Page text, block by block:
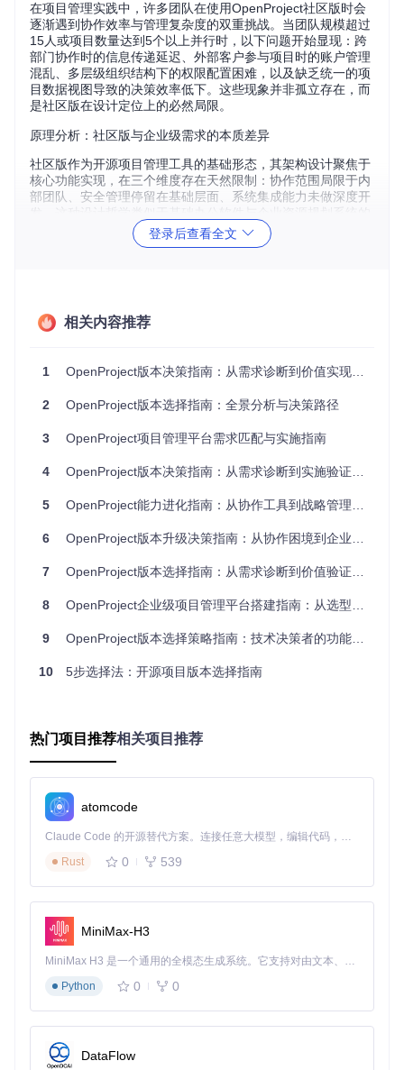
在项目管理实践中，许多团队在使用OpenProject社区版时会
逐渐遇到协作效率与管理复杂度的双重挑战。当团队规模超过
15人或项目数量达到5个以上并行时，以下问题开始显现：跨
部门协作时的信息传递延迟、外部客户参与项目时的账户管理
混乱、多层级组织结构下的权限配置困难，以及缺乏统一的项
目数据视图导致的决策效率低下。这些现象并非孤立存在，而
是社区版在设计定位上的必然局限。
原理分析：社区版与企业级需求的本质差异
社区版作为开源项目管理工具的基础形态，其架构设计聚焦于
核心功能实现，在三个维度存在天然限制：协作范围局限于内
部团队、安全管理停留在基础层面、系统集成能力未做深度开
区别——前者满足通用需求，后者则需要应对复杂组织架构下
的流程标准化、数据安全合规和跨系统协同等高级需求。
求维度需量化评估团队规模（人均协作复杂度）、项目结构
（跨部门依赖关系数量）和合规要求（行业监管标准数量）；
期、培训投入）；风险维度则需考量数据迁移复杂度、用户适
企业版升级：
组织
社区版适用区
企业版建
关键决策指标
团队
>20人或多
团队
月均跨团队协作
次数>50
管理
单组合
叉管理
10个
系统
环境
独立部署
多系统集
成
需对接的第三方
系统>3个
安全
内部使用
外部审计
需满足的合规标
与选择策略
现象描述：企业版功能模块的能力矩阵
OpenProject企业版构建了从基础协作到战略决策的完整功能
体系，呈现为清晰的能力金字塔结构。基础层聚焦协作效率提
升，包括基线比较、自定义主题和只读模式；专业层提供流程
标准化工具，如SSO单点登录和自定义工作流；高级层则面向
战略决策支持，包含项目组合管理和LDAP同步；企业层最终
实现全方位集成，如Nextcloud无缝对接和SCIM API用户管
理。
原理分析：功能选择的投入产出比模型
企业版功能选择本质是资源优化问题，需建立"功能-场景-价
值"的映射关系。例如，计算值功能（Calculated Values）通
过公式自动生成项目评分，将原本需要4小时/周的人工统计转
化为实时数据，在50人团队中可产生约120人天/年的效率提
升。这种量化分析需结合具体场景：研发团队更关注GitLab集
成，而行政团队可能更需要文档管理增强。
实践指导：四阶段功能部署路线图
登录后查看全文
相关内容推荐
1 OpenProject版本决策指南：从需求诊断到价值实现的完整路径
2 OpenProject版本选择指南：全景分析与决策路径
3 OpenProject项目管理平台需求匹配与实施指南
4 OpenProject版本决策指南：从需求诊断到实施验证的完整路径
5 OpenProject能力进化指南：从协作工具到战略管理平台的升级路径
6 OpenProject版本升级决策指南：从协作困境到企业级管理的转型路径
7 OpenProject版本选择指南：从需求诊断到价值验证的全景分析
8 OpenProject企业级项目管理平台搭建指南：从选型到落地的完整实践
9 OpenProject版本选择策略指南：技术决策者的功能匹配与实施路径
10 5步选择法：开源项目版本选择指南
热门项目推荐相关项目推荐
atomcode
Claude Code 的开源替代方案。连接任意大模型，编辑代码，运行命令，自动验证 — 全自动执行。用 Rust 构建，极致性能。 ｜ An open-source alternative to Claude Code. Connect any LLM, edit code, run commands, and verify changes — autonomously. Built in Rust for speed. Get Started
Rust
0 539
MiniMax-H3
MiniMax H3 是一个通用的全模态生成系统。它支持对由文本、图像、视频和音频组成的多模态上下文进行统一理解，并能生成分辨率高达 2K、时长可达 15 秒的带原生立体声音频的视频。得益于面向任务泛化的系统设计，H3 在预训练阶段就已具备广泛的多模态上下文理解与生成能力，能够出色地执行复杂的多模态指令。
Python
0 0
DataFlow